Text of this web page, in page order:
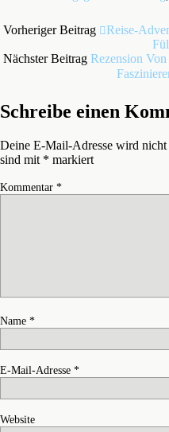
Vorheriger Beitrag
Reise-
Nächster Beitrag Rezension
Schreibe einen
Deine E-Mail-Adresse wird
sind mit * markiert
Kommentar *
Name *
E-Mail-Adresse *
Website